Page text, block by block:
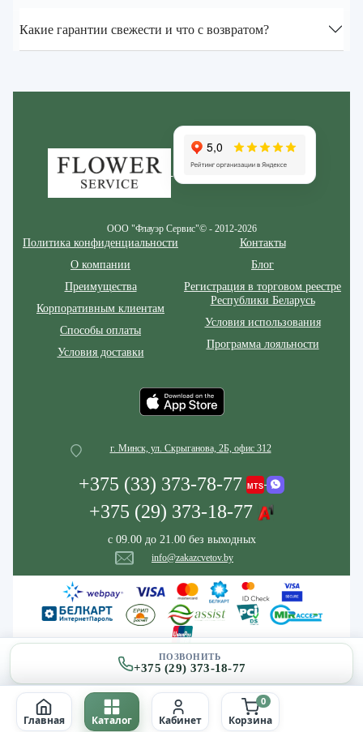
ПОЗВОНИТЬ
+375 (29) 373-18-77
Главная Каталог Кабинет Корзина
0
Какие гарантии свежести и что с возвратом?
ООО "Флауэр Сервис"© - 2012-2026
Политика конфиденциальности
О компании
Преимущества
Корпоративным клиентам
Способы оплаты
Условия доставки
Контакты
Блог
Регистрация в торговом реестре
Республики Беларусь
Условия использования
Программа лояльности
г. Минск, ул. Скрыганова, 2Б, офис 312
+375 (33) 373-78-77
+375 (29) 373-18-77
с 09.00 до 21.00 без выходных
info@zakazcvetov.by